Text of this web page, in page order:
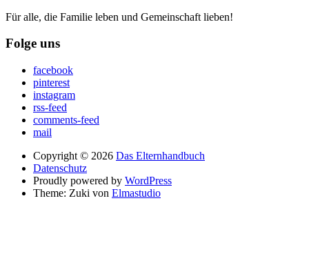
Für alle, die Familie leben und Gemeinschaft lieben!
Folge uns
facebook
pinterest
instagram
rss-feed
comments-feed
mail
Copyright © 2026 Das Elternhandbuch
Datenschutz
Proudly powered by WordPress
Theme: Zuki von Elmastudio